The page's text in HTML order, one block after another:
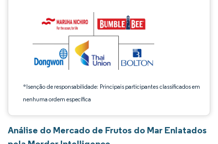
*Isenção de responsabilidade: Principais participantes classificados em
nenhuma ordem específica
Análise do Mercado de Frutos do Mar Enlatados